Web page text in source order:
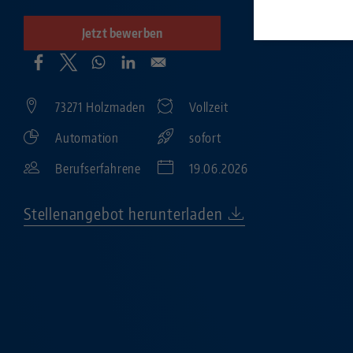
Jetzt bewerben
73271 Holzmaden
Vollzeit
Automation
sofort
Berufserfahrene
19.06.2026
Stellenangebot herunterladen